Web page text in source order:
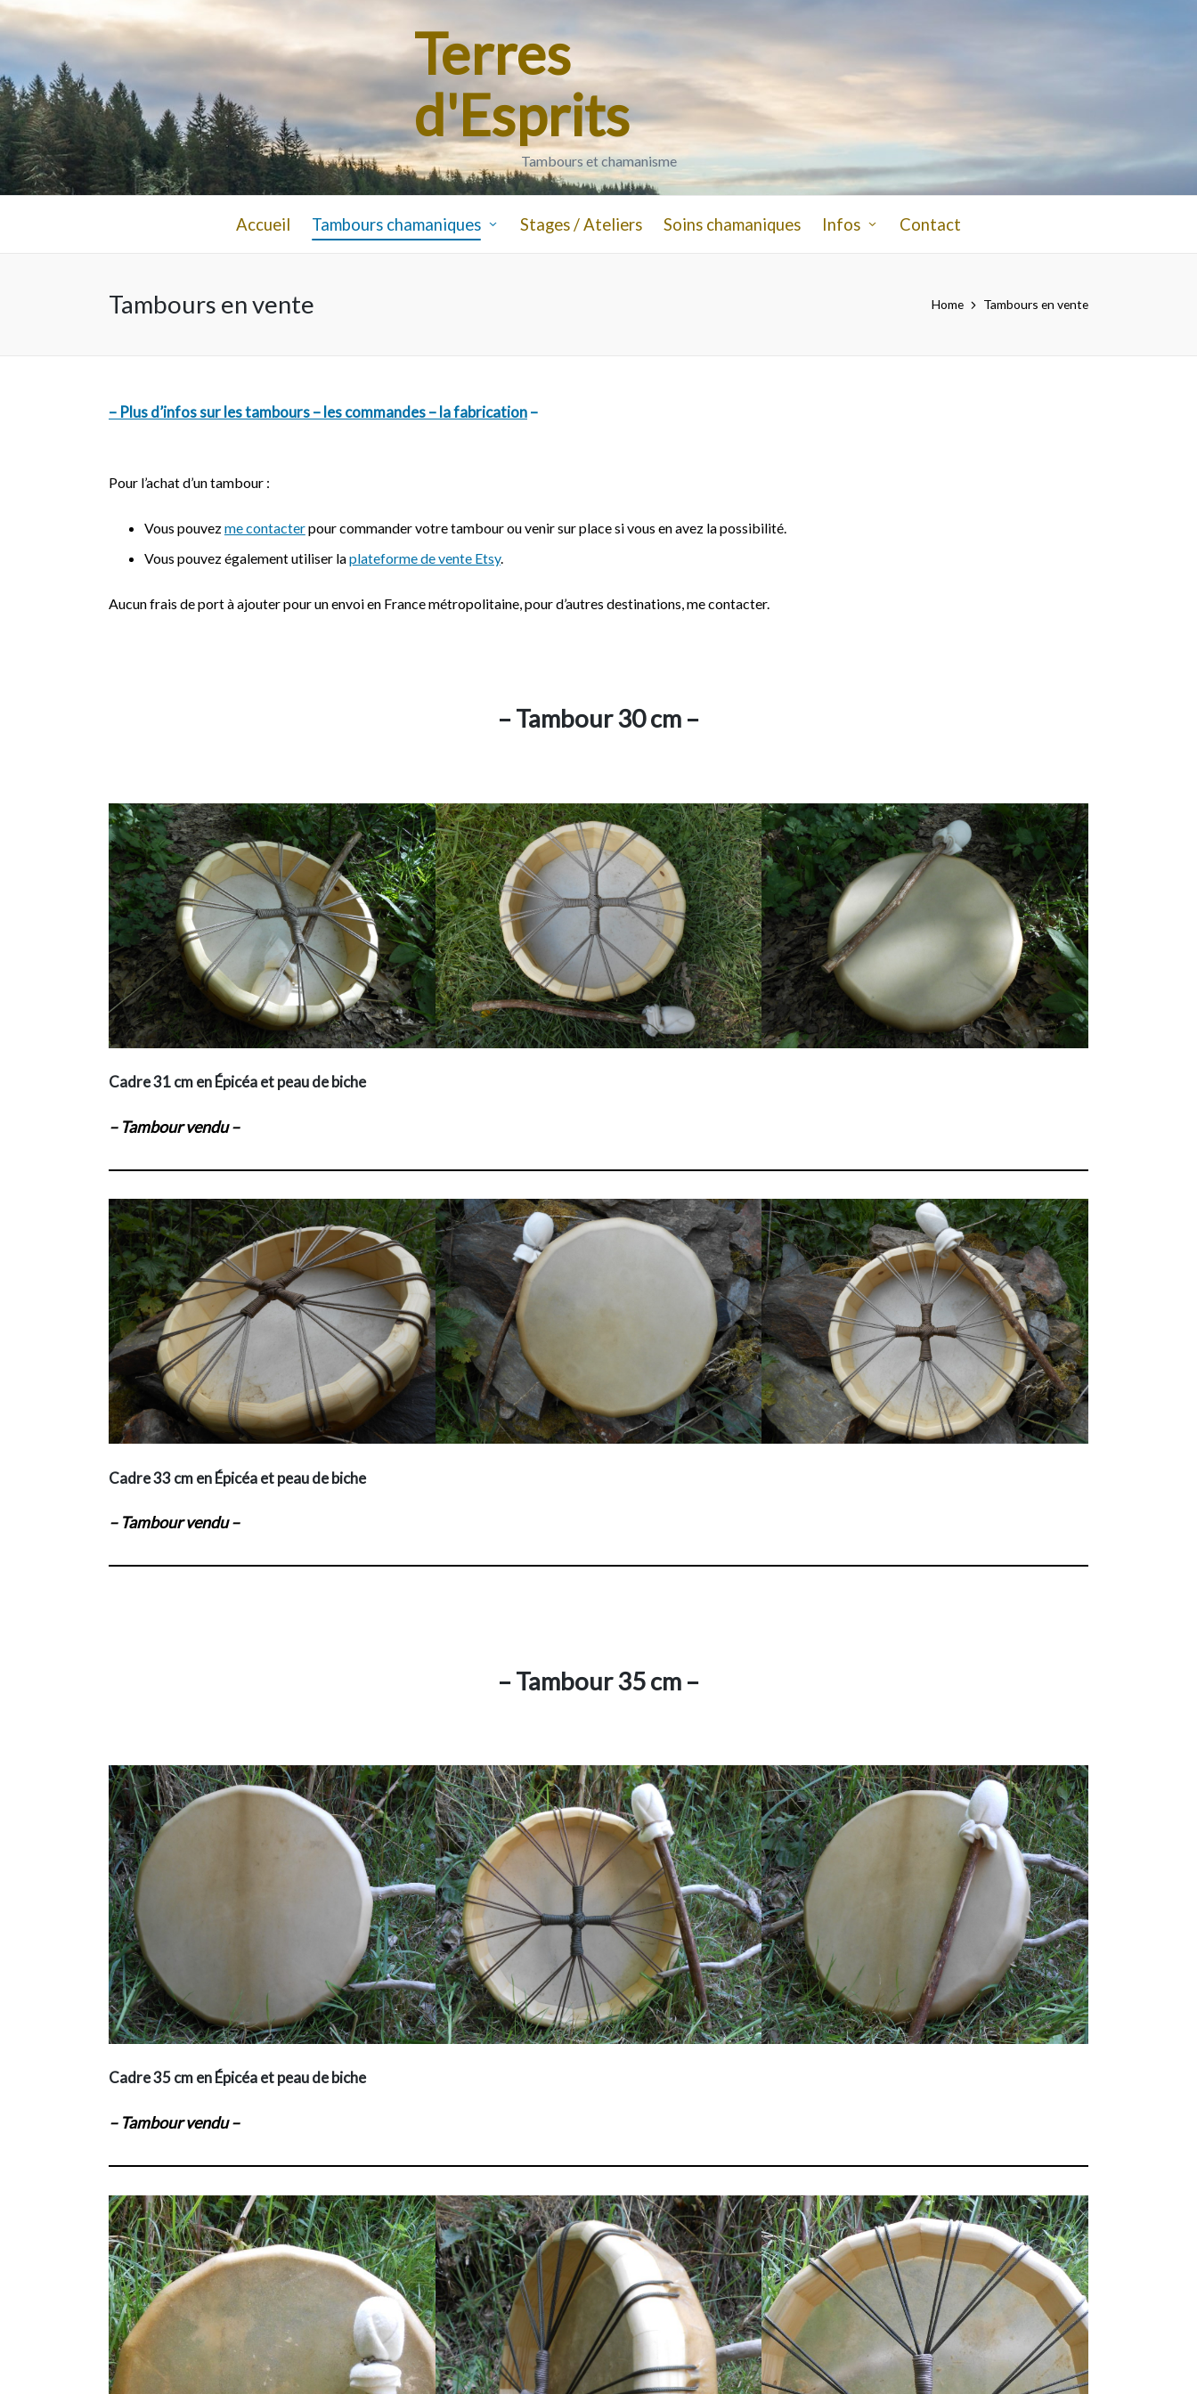
Terres
d'Esprits
Tambours et chamanisme
Accueil Tambours chamaniques Stages / Ateliers Soins chamaniques Infos Contact
Tambours en vente Home Tambours en vente
– Plus d’infos sur les tambours – les commandes – la fabrication–
Pour l’achat d’un tambour :
Vous pouvezme contacterpour commander votre tambour ou venir sur place si vous en avez la possibilité.
Vous pouvez également utiliser laplateforme de vente Etsy.
Aucun frais de port à ajouter pour un envoi en France métropolitaine, pour d’autres destinations, me contacter.
– Tambour 30 cm –
Cadre 31 cm en Épicéa et peau de biche
– Tambour vendu –
Cadre 33 cm en Épicéa et peau de biche
– Tambour vendu –
– Tambour 35 cm –
Cadre 35 cm en Épicéa et peau de biche
– Tambour vendu –